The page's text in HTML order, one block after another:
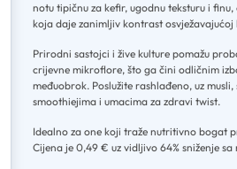
notu tipičnu za kefir, ugodnu teksturu i
koja daje zanimljiv kontrast osvježavajućoj
Prirodni sastojci i žive kulture pomažu
crijevne mikroflore, što ga čini odličnim
međuobrok. Poslužite rashlađeno, uz
smoothiejima i umacima za zdravi twist.
Idealno za one koji traže nutritivno bogat
Cijena je 0,49 € uz vidljivo 64% sniženje sa